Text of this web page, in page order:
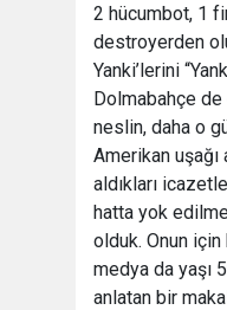
2 hücumbot, 1
destroyerden
Yanki’lerini
Dolmabahçe
neslin, daha o
Amerikan uşağı
aldıkları
hatta yok
olduk. Onun
medya da yaşı
anlatan bir